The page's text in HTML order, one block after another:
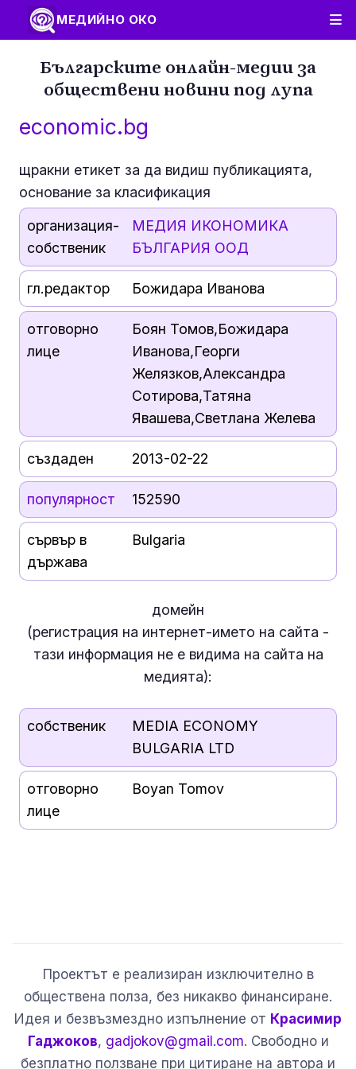
МЕДИЙНО ОКО
Българските онлайн-медии за
обществени новини под лупа
economic.bg
щракни етикет за да видиш публикацията,
основание за класификация
организация-
собственик
МЕДИЯ ИКОНОМИКА
БЪЛГАРИЯ ООД
гл.редактор Божидара Иванова
отговорно
лице
Боян Томов,Божидара
Иванова,Георги
Желязков,Александра
Сотирова,Татяна
Явашева,Светлана Желева
създаден 2013-02-22
популярност 152590
сървър в
държава
Bulgaria
домейн
(регистрация на интернет-името на сайта -
тази информация не евидима на сайта на
медията):
собственик
MEDIA ECONOMY
BULGARIA LTD
отговорно
лице
Boyan Tomov
Проектът е реализиран изключително в
обществена полза, без никакво финансиране.
Идея и безвъзмездно изпълнение от Красимир
Гаджоков, gadjokov@gmail.com. Свободно и
безплатно ползване при цитиране на автора и